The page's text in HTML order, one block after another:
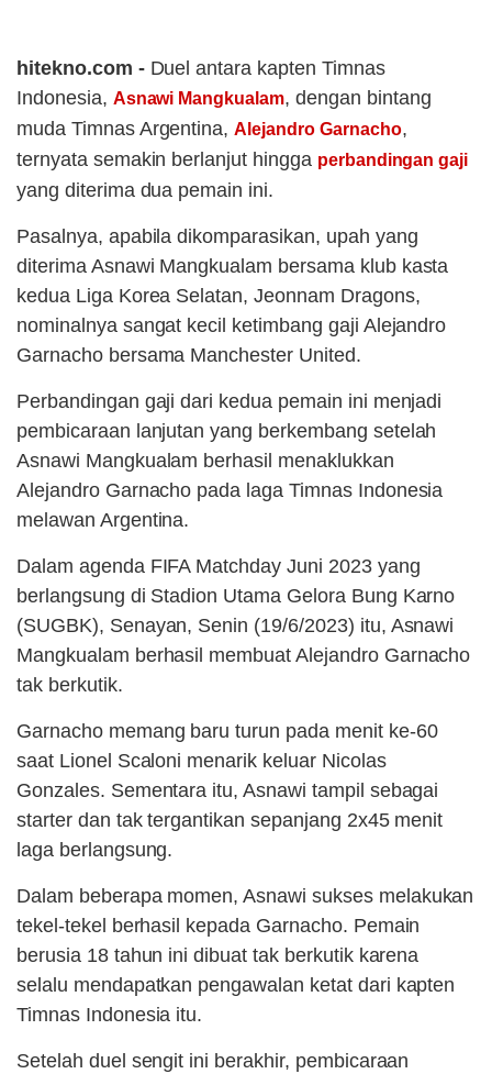
hitekno.com - Duel antara kapten Timnas
Indonesia, Asnawi Mangkualam, dengan bintang
muda Timnas Argentina,Alejandro Garnacho,
ternyata semakin berlanjut hingga perbandingan gaji
yang diterima dua pemain ini.
Pasalnya, apabila dikomparasikan, upah yang
diterima Asnawi Mangkualam bersama klub kasta
kedua Liga Korea Selatan, Jeonnam Dragons,
nominalnya sangat kecil ketimbang gaji Alejandro
Garnacho bersama Manchester United.
Perbandingan gaji dari kedua pemain ini menjadi
pembicaraan lanjutan yang berkembang setelah
Asnawi Mangkualam berhasil menaklukkan
Alejandro Garnacho pada laga Timnas Indonesia
melawan Argentina.
Dalam agenda FIFA Matchday Juni 2023 yang
berlangsung di Stadion Utama Gelora Bung Karno
(SUGBK), Senayan, Senin (19/6/2023) itu, Asnawi
Mangkualam berhasil membuat Alejandro Garnacho
tak berkutik.
Garnacho memang baru turun pada menit ke-60
saat Lionel Scaloni menarik keluar Nicolas
Gonzales. Sementara itu, Asnawi tampil sebagai
starter dan tak tergantikan sepanjang 2x45 menit
laga berlangsung.
Dalam beberapa momen, Asnawi sukses melakukan
tekel-tekel berhasil kepada Garnacho. Pemain
berusia 18 tahun ini dibuat tak berkutik karena
selalu mendapatkan pengawalan ketat dari kapten
Timnas Indonesia itu.
Setelah duel sengit ini berakhir, pembicaraan